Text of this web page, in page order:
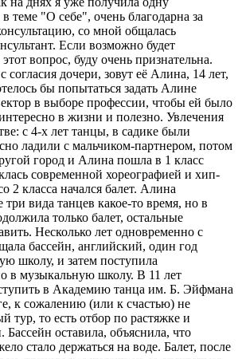
теме "О себе", очень благодарна за
со мной общалась
Если возможно будет
вопрос, буду очень признательна.
дочери, зовут её Алина, 14 лет,
бы попытаться задать Алине
в выборе профессии, чтобы ей было
в жизни и полезно. Увлечения
с 4-х лет танцы, в садике были
ладили с мальчиком-партнером, потом
город и Алина пошла в 1 класс
современной хореографией и хип-
2 класса начался балет. Алина
три вида танцев какое-то время, но в
только балет, остальные
Несколько лет одновременно с
бассейн, английский, один год
школу, и затем поступила
в музыкальную школу. В 11 лет
в Академию танца им. Б. Эйфмана
к сожалению (или к счастью) не
тур, то есть отбор по растяжке и
Бассейн оставила, объяснила, что
стало держаться на воде. Балет, после